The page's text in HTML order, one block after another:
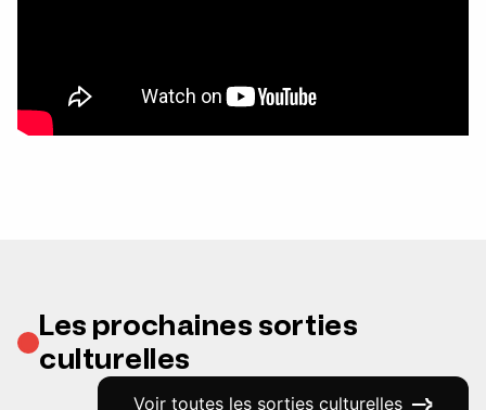
Les prochaines sorties
culturelles
Voir toutes les sorties culturelles